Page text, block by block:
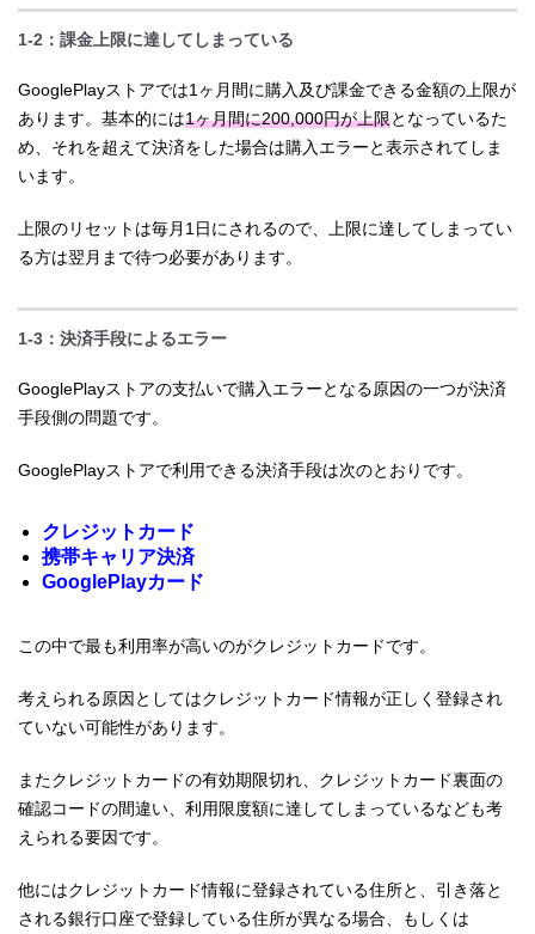
1-2：課金上限に達してしまっている
GooglePlayストアでは1ヶ月間に購入及び課金できる金額の上限が
あります。基本的には1ヶ月間に200,000円が上限となっているた
め、それを超えて決済をした場合は購入エラーと表示されてしま
います。
上限のリセットは毎月1日にされるので、上限に達してしまってい
る方は翌月まで待つ必要があります。
1-3：決済手段によるエラー
GooglePlayストアの支払いで購入エラーとなる原因の一つが決済
手段側の問題です。
GooglePlayストアで利用できる決済手段は次のとおりです。
クレジットカード
携帯キャリア決済
GooglePlayカード
この中で最も利用率が高いのがクレジットカードです。
考えられる原因としてはクレジットカード情報が正しく登録され
ていない可能性があります。
またクレジットカードの有効期限切れ、クレジットカード裏面の
確認コードの間違い、利用限度額に達してしまっているなども考
えられる要因です。
他にはクレジットカード情報に登録されている住所と、引き落と
される銀行口座で登録している住所が異なる場合、もしくは